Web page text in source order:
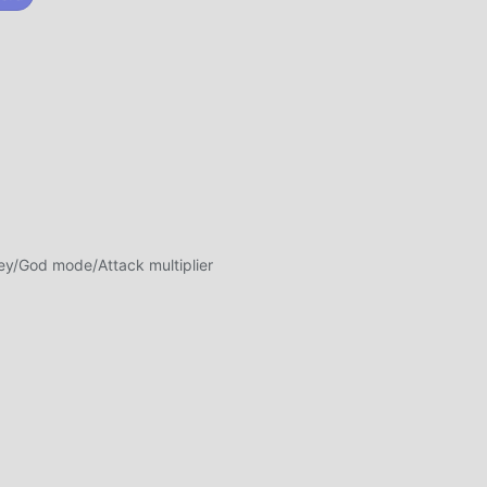
God mode/Attack multiplier